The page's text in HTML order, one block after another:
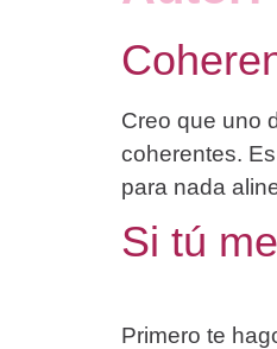
Creo que uno
coherentes.
para nada
Si tú
Primero te